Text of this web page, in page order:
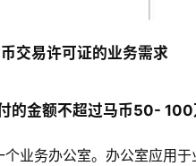
交易许可证的业务需求
的金额不超过马币50-
个业务办公室。办公室应用